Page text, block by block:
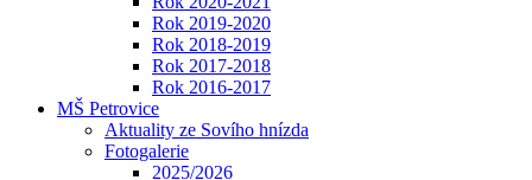
Rok 2019-2020
Rok 2018-2019
Rok 2017-2018
Rok 2016-2017
MŠ Petrovice
Aktuality ze Sovího hnízda
Fotogalerie
2025/2026